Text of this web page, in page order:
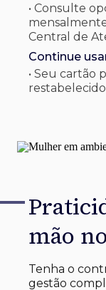
• Consulte
Central de
Continue
• Seu cartão
mão
Tenha o
gestão